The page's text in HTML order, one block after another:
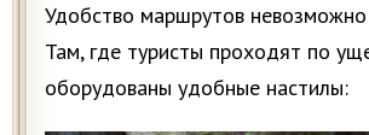
Удобство маршрутов невозможно
Там, где туристы проходят по
оборудованы удобные настилы: